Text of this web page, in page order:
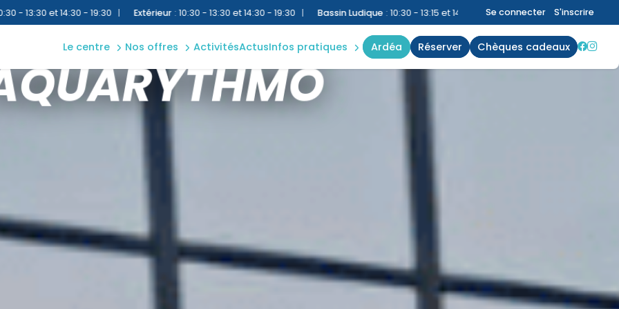
| Extérieur:10:30 - 13:30 et 14:30 - 19:30 | Bassin Ludique:10:30 - 13:15 et 14:30 - 19:30 Bassin Sportif 10:30 - 13:15 et 14:30 - 19:30 |
Se connecter S'inscrire
le centre
aquatique
extérieur
nos offres activités actus infos pratiques
accès &
règles
ardéa réserver chèques cadeaux
ACTIVITÉ BASIQUE